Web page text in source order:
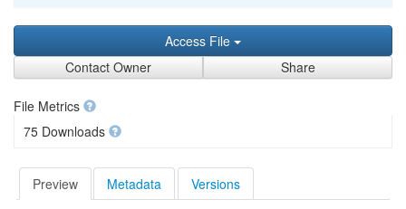
Access File
Contact Owner
Share
File Metrics
75 Downloads
Preview Metadata Versions